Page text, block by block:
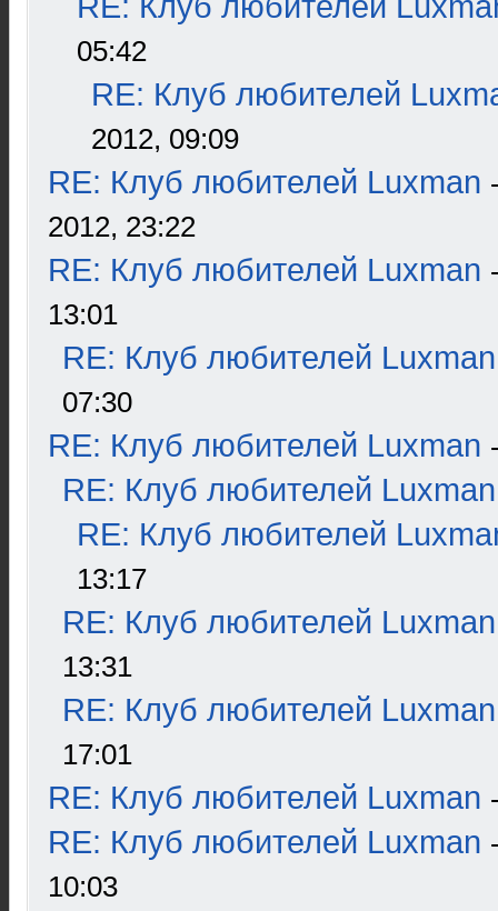
05:42
RE: Клуб любителей
2012, 09:09
RE: Клуб любителей Luxman
2012, 23:22
RE: Клуб любителей Luxman
13:01
RE: Клуб любителей Luxman
07:30
RE: Клуб любителей Luxman
RE: Клуб любителей Luxman
RE: Клуб любителей
13:17
RE: Клуб любителей Luxman
13:31
RE: Клуб любителей Luxman
17:01
RE: Клуб любителей Luxman
RE: Клуб любителей Luxman
10:03